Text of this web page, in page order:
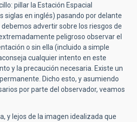
pillar la Estación Espacial
siglas en inglés) pasando por delante
advertir sobre los riesgos de
peligroso observar el
o sin ella (incluido a simple
cualquier intento en este
y la precaución necesaria. Existe un
Dicho esto, y asumiendo
por parte del observador, veamos
y lejos de la imagen idealizada que